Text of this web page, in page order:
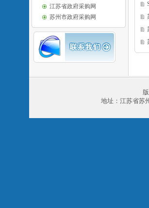
江苏省政府采购网
苏州市政府采购网
地址：江苏省苏